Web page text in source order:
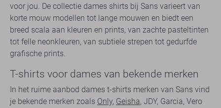
voor jou. De collectie dames shirts bij Sans varieert van
korte mouw modellen tot lange mouwen en biedt een
breed scala aan kleuren en prints, van zachte pasteltinten
tot felle neonkleuren, van subtiele strepen tot gedurfde
grafische prints.
T-shirts voor dames van bekende merken
In het ruime aanbod dames t-shirts merken van Sans vind
je bekende merken zoals Only, Geisha, JDY, Garcia, Vero